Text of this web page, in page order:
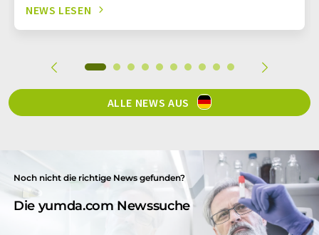
NEWS LESEN
ALLE NEWS AUS
Noch nicht die richtige News gefunden?
Die yumda.com Newssuche